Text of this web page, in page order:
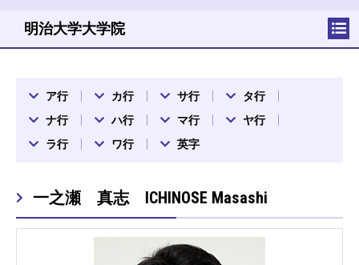
ア行 カ行 サ行
タ行
ナ行
ハ行 マ行
ヤ行
ラ行
ワ行 英字
一之瀬 真志 ICHINOSE Masashi
明治大学大学院